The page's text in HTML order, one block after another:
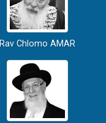
Rav Chlomo AMAR